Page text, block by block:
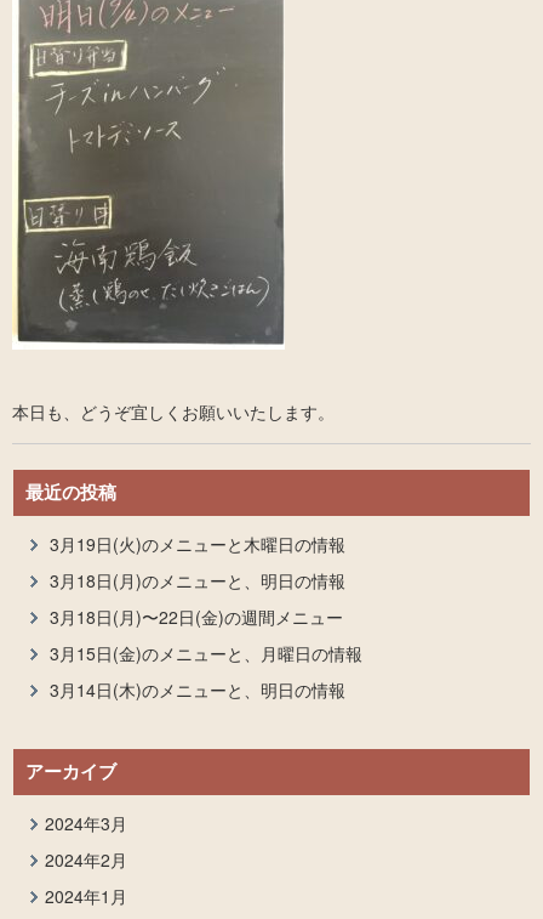
本日も、どうぞ宜しくお願いいたします。
最近の投稿
3月19日(火)のメニューと木曜日の情報
3月18日(月)のメニューと、明日の情報
3月18日(月)〜22日(金)の週間メニュー
3月15日(金)のメニューと、月曜日の情報
3月14日(木)のメニューと、明日の情報
アーカイブ
2024年3月
2024年2月
2024年1月